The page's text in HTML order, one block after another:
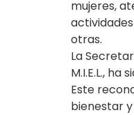
mujeres,
otras.
La
M.I.E.L.,
Este
bienestar